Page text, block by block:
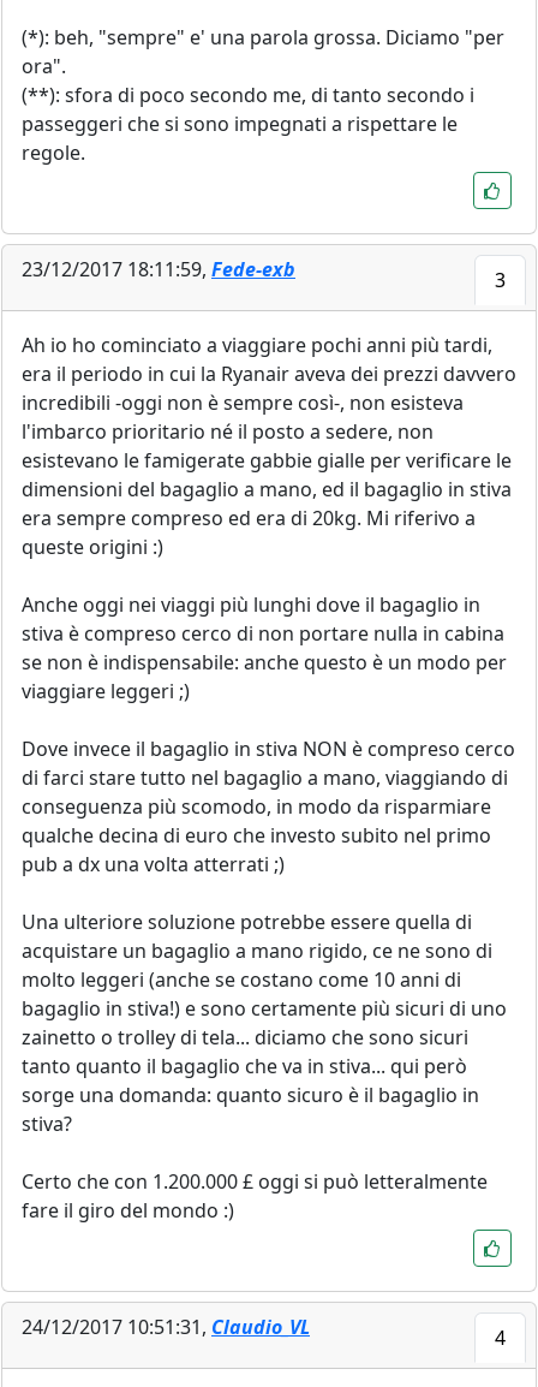
(*): beh, "sempre" e' una parola grossa. Diciamo "per
ora".
(**): sfora di poco secondo me, di tanto secondo i
passeggeri che si sono impegnati a rispettare le
regole.
23/12/2017 18:11:59, Fede-exb 3
Ah io ho cominciato a viaggiare pochi anni più tardi,
era il periodo in cui la Ryanair aveva dei prezzi davvero
incredibili -oggi non è sempre così-, non esisteva
l'imbarco prioritario né il posto a sedere, non
esistevano le famigerate gabbie gialle per verificare le
dimensioni del bagaglio a mano, ed il bagaglio in stiva
era sempre compreso ed era di 20kg. Mi riferivo a
queste origini :)
Anche oggi nei viaggi più lunghi dove il bagaglio in
stiva è compreso cerco di non portare nulla in cabina
se non è indispensabile: anche questo è un modo per
viaggiare leggeri ;)
Dove invece il bagaglio in stiva NON è compreso cerco
di farci stare tutto nel bagaglio a mano, viaggiando di
conseguenza più scomodo, in modo da risparmiare
qualche decina di euro che investo subito nel primo
pub a dx una volta atterrati ;)
Una ulteriore soluzione potrebbe essere quella di
acquistare un bagaglio a mano rigido, ce ne sono di
molto leggeri (anche se costano come 10 anni di
bagaglio in stiva!) e sono certamente più sicuri di uno
zainetto o trolley di tela... diciamo che sono sicuri
tanto quanto il bagaglio che va in stiva... qui però
sorge una domanda: quanto sicuro è il bagaglio in
stiva?
Certo che con 1.200.000 £ oggi si può letteralmente
fare il giro del mondo :)
24/12/2017 10:51:31, Claudio_VL 4